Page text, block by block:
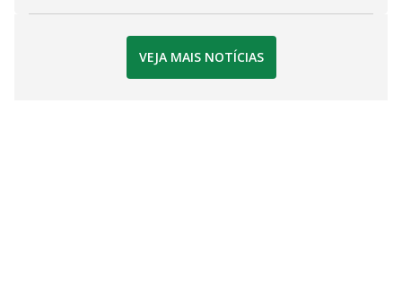
VEJA MAIS NOTÍCIAS